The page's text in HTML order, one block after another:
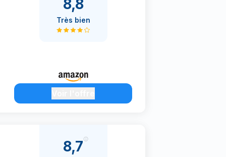
8,8
Très bien
8,7